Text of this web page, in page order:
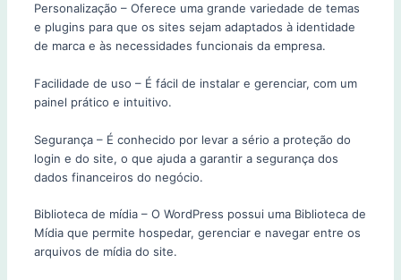
Personalização – Oferece uma grande variedade de temas
e plugins para que os sites sejam adaptados à identidade
de marca e às necessidades funcionais da empresa.
Facilidade de uso – É fácil de instalar e gerenciar, com um
painel prático e intuitivo.
Segurança – É conhecido por levar a sério a proteção do
login e do site, o que ajuda a garantir a segurança dos
dados financeiros do negócio.
Biblioteca de mídia – O WordPress possui uma Biblioteca de
Mídia que permite hospedar, gerenciar e navegar entre os
arquivos de mídia do site.